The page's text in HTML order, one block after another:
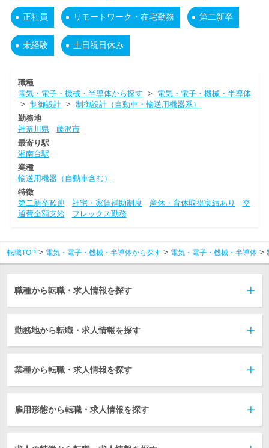
正社員 リモートワーク・在宅勤務 第二新卒
未経験 土日祝日休み
職種
電気・電子・機械・半導体から探す > 電気・電子・機械・半導体
> 制御設計> 制御設計（自動車・輸送用機器系）
勤務地
神奈川県
藤沢市
最寄り駅
湘南台駅
業種
輸送用機器（自動車含む）
特徴
第二新卒歓迎
社宅・家賃補助制度 産休・育休取得実績あり
交
通費全額支給
フレックス勤務
転職TOP 電気・電子・機械・半導体から探す 電気・電子・機械・半導体
職種から転職・求人情報を探す
勤務地から転職・求人情報を探す
業種から転職・求人情報を探す
雇用形態から転職・求人情報を探す